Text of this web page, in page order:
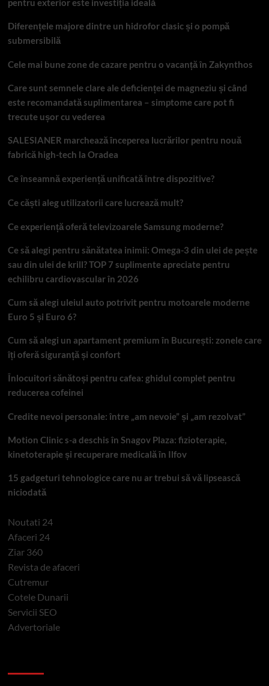
pentru exterior este investiția ideală
Diferențele majore dintre un hidrofor clasic și o pompă
submersibilă
Cele mai bune zone de cazare pentru o vacanță în Zakynthos
Care sunt semnele clare ale deficienței de magneziu și când
este recomandată suplimentarea – simptome care pot fi
trecute ușor cu vederea
SALESIANER marchează începerea lucrărilor pentru nouă
fabrică high-tech la Oradea
Ce înseamnă experiență unificată între dispozitive?
Ce căști aleg utilizatorii care lucrează mult?
Ce experiență oferă televizoarele Samsung moderne?
Ce să alegi pentru sănătatea inimii: Omega-3 din ulei de pește
sau din ulei de krill? TOP 7 suplimente apreciate pentru
echilibru cardiovascular în 2026
Cum să alegi uleiul auto potrivit pentru motoarele moderne
Euro 5 și Euro 6?
Cum să alegi un apartament premium în București: zonele care
îți oferă siguranță și confort
Înlocuitori sănătoși pentru cafea: ghidul complet pentru
reducerea cofeinei
Credite nevoi personale: între „am nevoie” și „am rezolvat”
Motion Clinic s-a deschis în Snagov Plaza: fizioterapie,
kinetoterapie și recuperare medicală în Ilfov
15 gadgeturi tehnologice care nu ar trebui să vă lipsească
niciodată
Noutati 24
Afaceri 24
Ziar 360
Revista de afaceri
Cutremur
Cotele Dunarii
Servicii SEO
Advertoriale